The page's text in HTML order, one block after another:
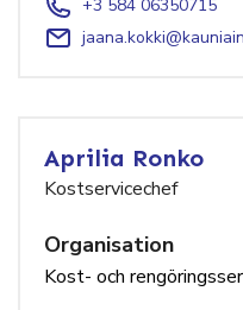
+3 584 06350715
Aprilia Ronko
Kostservicechef
Organisation
Kost- och